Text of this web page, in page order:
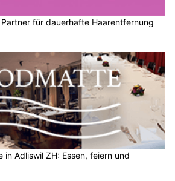
für dauerhafte Haarentfernung
in Adliswil ZH: Essen, feiern und